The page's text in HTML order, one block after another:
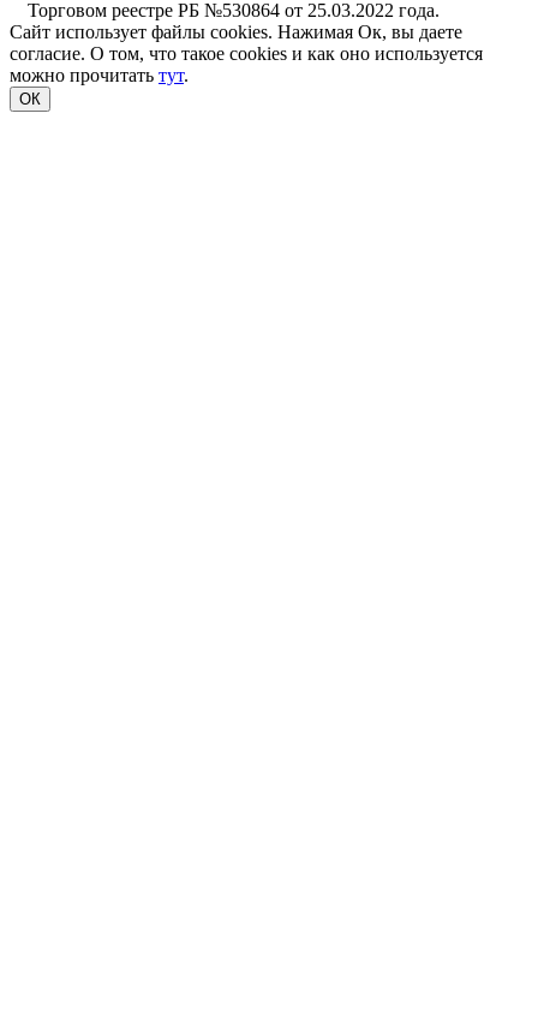
Торговом реестре РБ №530864 от 25.03.2022 года.
Сайт использует файлы cookies. Нажимая Ок, вы даете
согласие. О том, что такое cookies и как оно используется
можно прочитать тут.
ОК